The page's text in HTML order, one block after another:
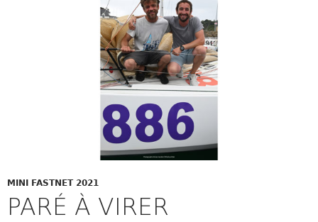
MINI FASTNET 2021
PARÉ À VIRER